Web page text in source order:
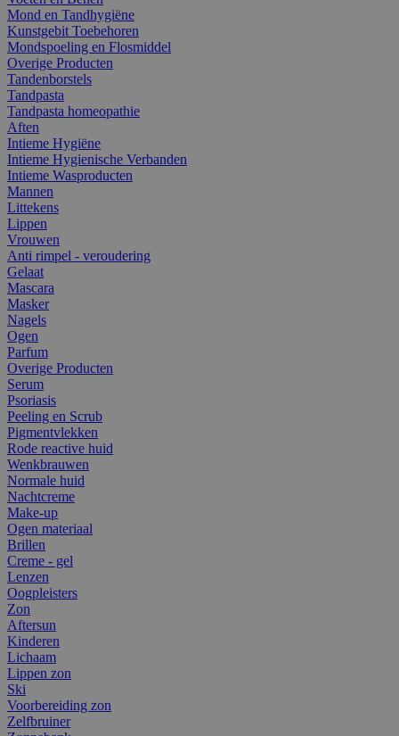
Mond en Tandhygiëne
Kunstgebit Toebehoren
Mondspoeling en Flosmiddel
Overige Producten
Tandenborstels
Tandpasta
Tandpasta homeopathie
Aften
Intieme Hygiëne
Intieme Hygienische Verbanden
Intieme Wasproducten
Mannen
Littekens
Lippen
Vrouwen
Anti rimpel - veroudering
Gelaat
Mascara
Masker
Nagels
Ogen
Parfum
Overige Producten
Serum
Psoriasis
Peeling en Scrub
Pigmentvlekken
Rode reactive huid
Wenkbrauwen
Normale huid
Nachtcreme
Make-up
Ogen materiaal
Brillen
Creme - gel
Lenzen
Oogpleisters
Zon
Aftersun
Kinderen
Lichaam
Lippen zon
Ski
Voorbereiding zon
Zelfbruiner